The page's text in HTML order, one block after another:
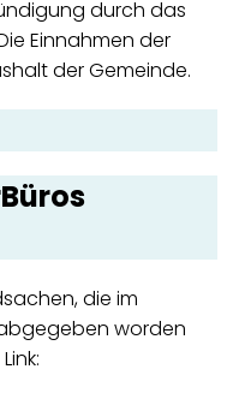
durch das
Einnahmen der
der Gemeinde.
die im
worden